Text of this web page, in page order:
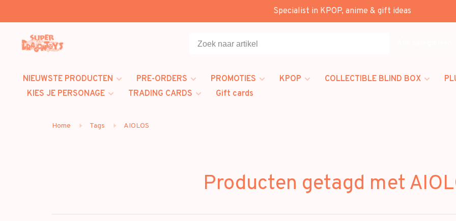
Specialist in KPOP, anime & gift ideas
NIEUWSTE PRODUCTEN PRE-ORDERS PROMOTIES KPOP COLLECTIBLE BLIND BOX
KIES JE PERSONAGE
TRADING CARDS Gift cards
Home Tags AIOLOS
Producten getagd met